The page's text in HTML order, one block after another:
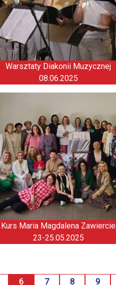
Warsztaty Diakonii Muzycznej
08.06.2025
Kurs Maria Magdalena Zawiercie
23-25.05.2025
6 7 8 9